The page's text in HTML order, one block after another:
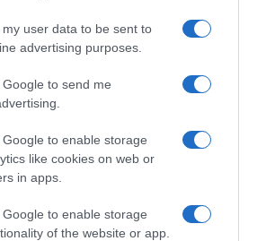
user data to be sent to
advertising purposes.
to send me
to enable storage
like cookies on web or
in apps.
to enable storage
of the website or app.
εγκληματικής
“Έντικ” –
για εκβιασμούς και
επιχειρηματιών